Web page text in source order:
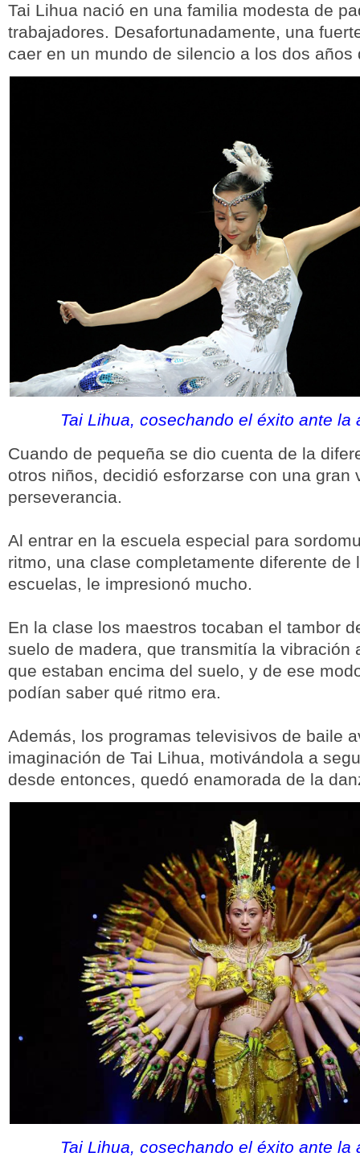
Tai Lihua nació en una familia modesta de
trabajadores. Desafortunadamente, una
caer en un mundo de silencio a los dos años
Tai Lihua, cosechando el éxito ante la
Cuando de pequeña se dio cuenta de la
otros niños, decidió esforzarse con una gran
perseverancia.
Al entrar en la escuela especial para
ritmo, una clase completamente diferente de
escuelas, le impresionó mucho.
En la clase los maestros tocaban el tambor
suelo de madera, que transmitía la vibración
que estaban encima del suelo, y de ese
podían saber qué ritmo era.
Además, los programas televisivos de baile
imaginación de Tai Lihua, motivándola a
desde entonces, quedó enamorada de la
Tai Lihua, cosechando el éxito ante la